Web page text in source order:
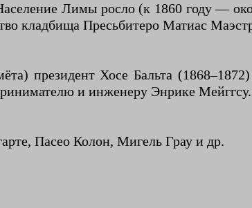
Лимы росло (к 1860 году —
кладбища Пресьбитеро Матиас
президент Хосе Бальта
и инженеру Энрике Мейггсу.
Пасео Колон, Мигель Грау и др.